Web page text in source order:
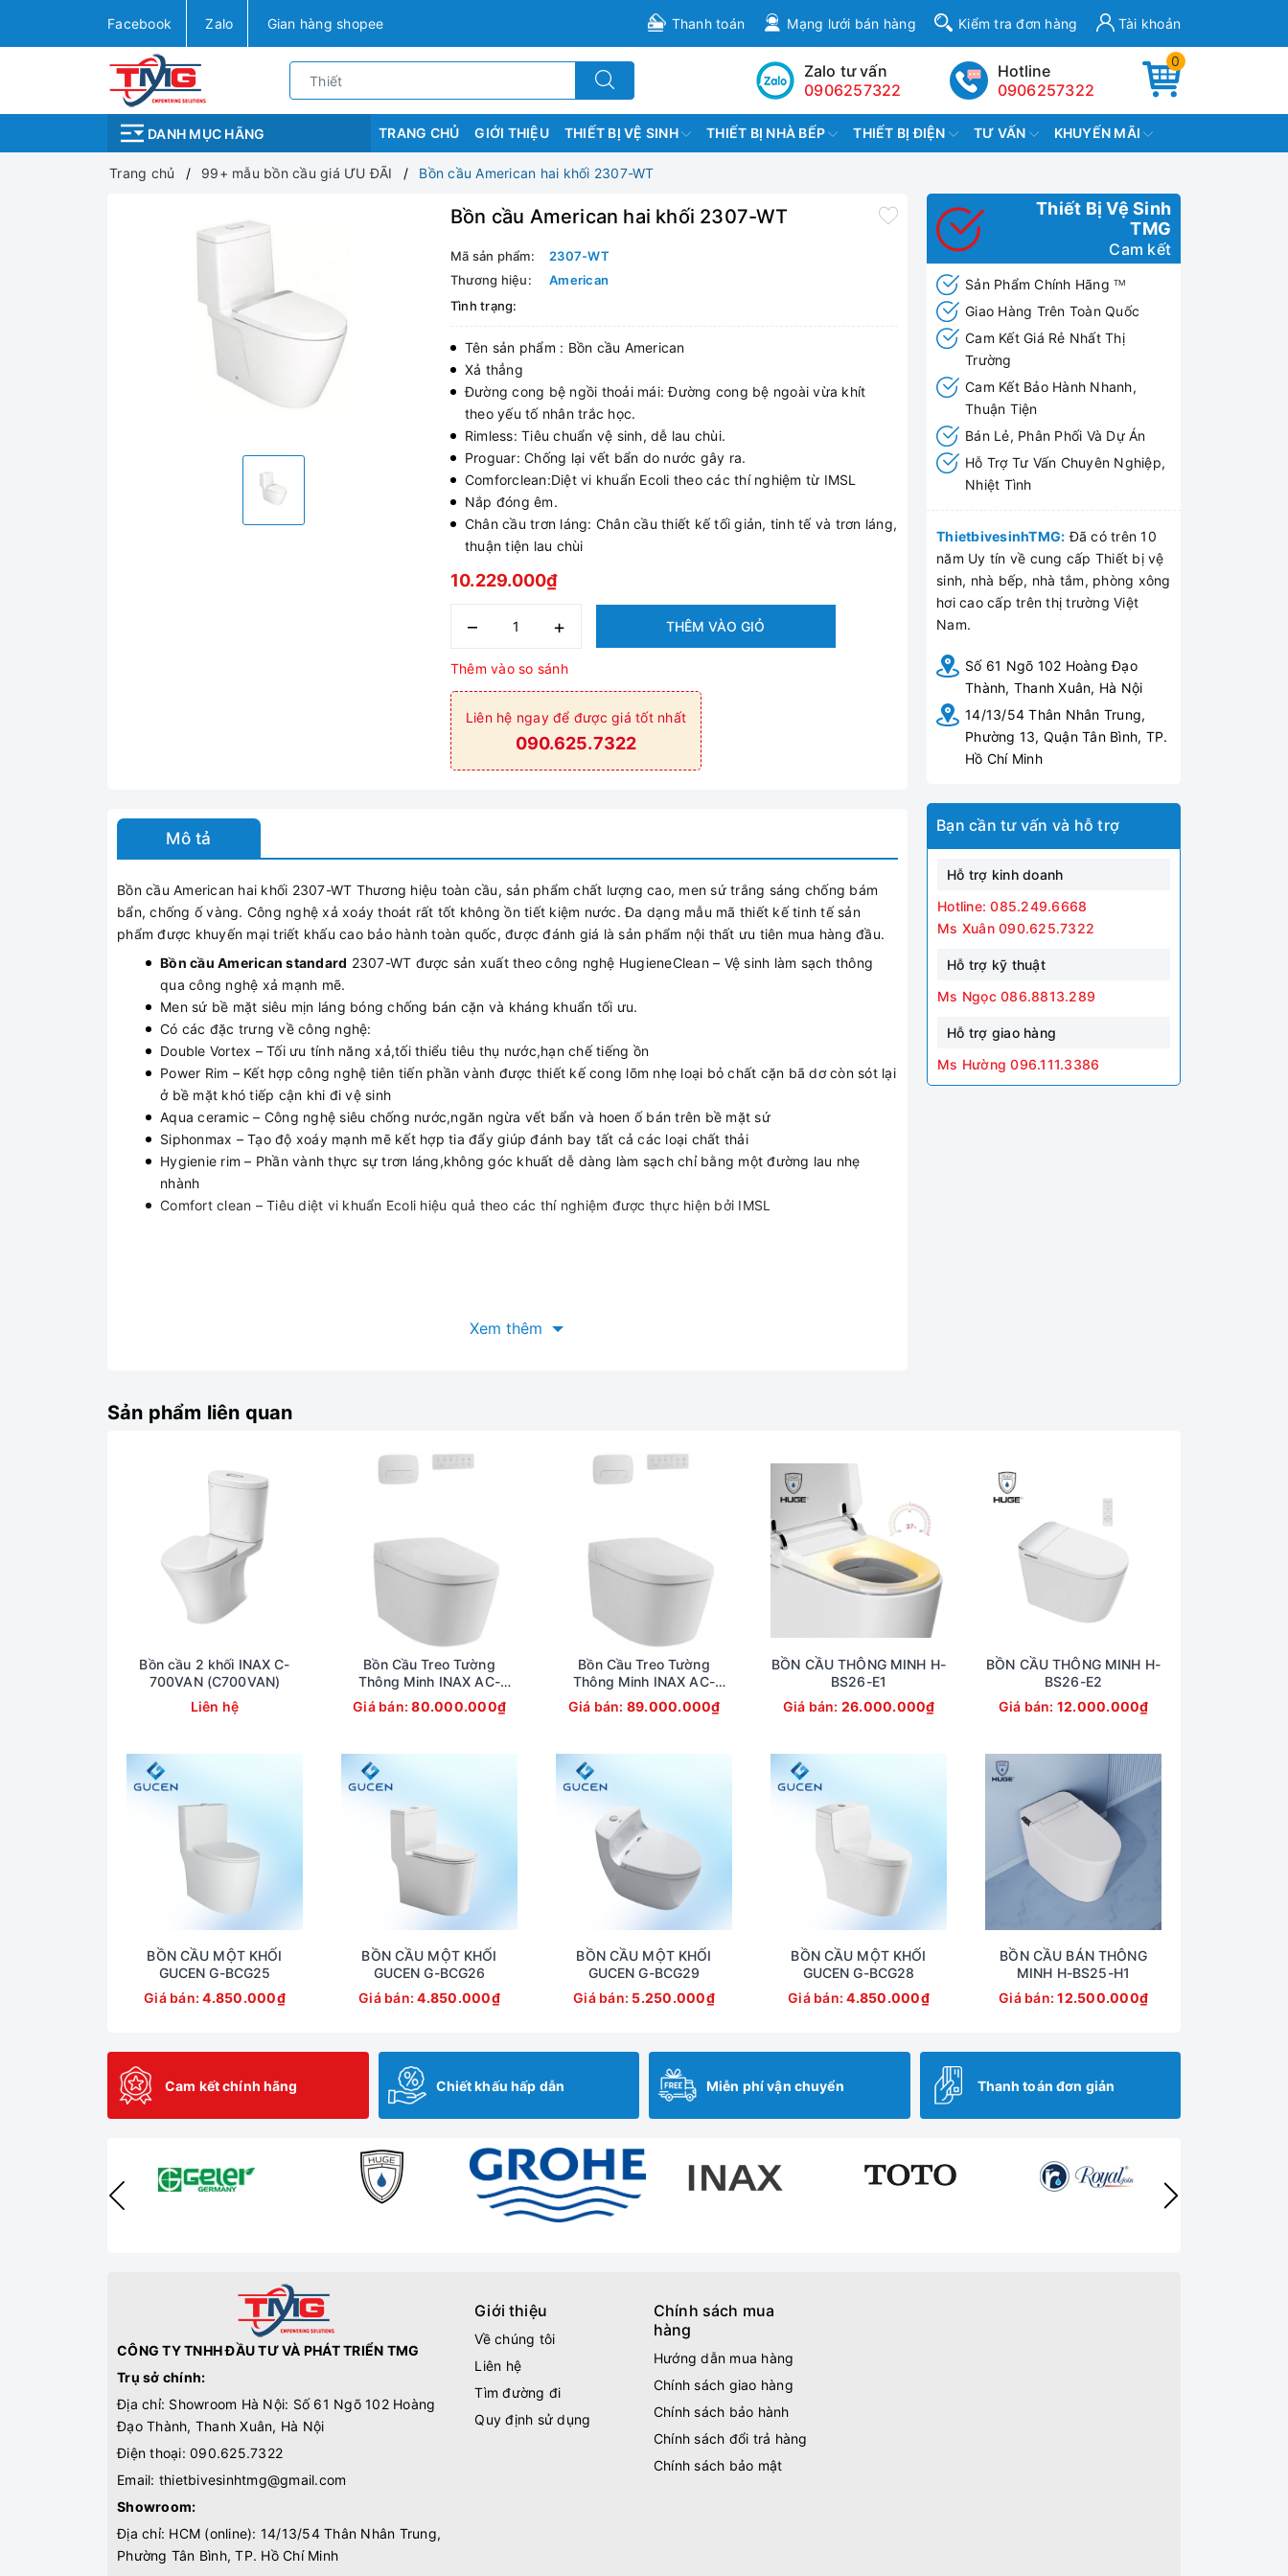
Facebook Zalo Gian hàng shopee Thanh toán Mạng lưới bán hàng Kiểm tra đơn hàng Tài khoản
0
Hotline
0906257322
Zalo tư vấn
0906257322
DANH MỤC HÃNG TRANG CHỦ GIỚI THIỆU THIẾT BỊ VỆ SINH THIẾT BỊ NHÀ BẾP THIẾT BỊ ĐIỆN TƯ VẤN KHUYẾN MÃI
Trang chủ 99+ mẫu bồn cầu giá ƯU ĐÃI Bồn cầu American hai khối 2307-WT
Bồn cầu American hai khối 2307-WT
Mã sản phẩm:
2307-WT
Thương hiệu:
American
Tình trạng:
Tên sản phẩm : Bồn cầu American
Xả thẳng
Đường cong bệ ngồi thoải mái: Đường cong bệ ngoài vừa khít
theo yếu tố nhân trắc học.
Rimless: Tiêu chuẩn vệ sinh, dễ lau chùi.
Proguar: Chống lại vết bẩn do nước gây ra.
Comforclean:Diệt vi khuẩn Ecoli theo các thí nghiệm từ IMSL
Nắp đóng êm.
Chân cầu trơn láng: Chân cầu thiết kế tối giản, tinh tế và trơn láng,
thuận tiện lau chùi
10.229.000₫
– + THÊM VÀO GIỎ
Thêm vào so sánh
Liên hệ ngay để được giá tốt nhất
090.625.7322
Mô tả
Bồn cầu American hai khối 2307-WT Thương hiệu toàn cầu, sản phẩm chất lượng cao, men sứ trắng sáng chống bám
bẩn, chống ố vàng. Công nghệ xả xoáy thoát rất tốt không ồn tiết kiệm nước. Đa dạng mẫu mã thiết kế tinh tế sản
phẩm được khuyến mại triết khấu cao bảo hành toàn quốc, được đánh giá là sản phẩm nội thất ưu tiên mua hàng đầu.
Bồn cầu American standard 2307-WT được sản xuất theo công nghệ HugieneClean – Vệ sinh làm sạch thông
qua công nghệ xả mạnh mẽ.
Men sứ bề mặt siêu mịn láng bóng chống bán cặn và kháng khuẩn tối ưu.
Có các đặc trưng về công nghệ:
Double Vortex – Tối ưu tính năng xả,tối thiểu tiêu thụ nước,hạn chế tiếng ồn
Power Rim – Kết hợp công nghệ tiên tiến phần vành được thiết kế cong lõm nhẹ loại bỏ chất cặn bã dơ còn sót lại
ở bề mặt khó tiếp cận khi đi vệ sinh
Aqua ceramic – Công nghệ siêu chống nước,ngăn ngừa vết bẩn và hoen ố bán trên bề mặt sứ
Siphonmax – Tạo độ xoáy mạnh mẽ kết hợp tia đẩy giúp đánh bay tất cả các loại chất thải
Hygienie rim – Phần vành thực sự trơn láng,không góc khuất dễ dàng làm sạch chỉ bằng một đường lau nhẹ
nhành
Comfort clean – Tiêu diệt vi khuẩn Ecoli hiệu quả theo các thí nghiệm được thực hiện bởi IMSL
Xem thêm
Thiết Bị Vệ Sinh
TMG
Cam kết
Sản Phẩm Chính Hãng TM
Giao Hàng Trên Toàn Quốc
Cam Kết Giá Rẻ Nhất Thị
Trường
Cam Kết Bảo Hành Nhanh,
Thuận Tiện
Bán Lẻ, Phân Phối Và Dự Án
Hỗ Trợ Tư Vấn Chuyên Nghiệp,
Nhiệt Tình
ThietbivesinhTMG: Đã có trên 10
năm Uy tín về cung cấp Thiết bị vệ
sinh, nhà bếp, nhà tắm, phòng xông
hơi cao cấp trên thị trường Việt
Nam.
Số 61 Ngõ 102 Hoàng Đạo
Thành, Thanh Xuân, Hà Nội
14/13/54 Thân Nhân Trung,
Phường 13, Quận Tân Bình, TP.
Hồ Chí Minh
Bạn cần tư vấn và hỗ trợ
Hỗ trợ kinh doanh
Hotline: 085.249.6668
Ms Xuân 090.625.7322
Hỗ trợ kỹ thuật
Ms Ngọc 086.8813.289
Hỗ trợ giao hàng
Ms Hường 096.111.3386
Sản phẩm liên quan
Bồn cầu 2 khối INAX C-
700VAN (C700VAN)
Liên hệ
Bồn Cầu Treo Tường
Thông Minh INAX AC-
820VN (AC820VN)
Giá bán:80.000.000₫
Bồn Cầu Treo Tường
Thông Minh INAX AC-
821VN (AC821VN)
Giá bán: 89.000.000₫
BỒN CẦU THÔNG MINH H-
BS26-E1
Giá bán: 26.000.000₫
BỒN CẦU THÔNG MINH H-
BS26-E2
Giá bán: 12.000.000₫
BỒN CẦU MỘT KHỐI
GUCEN G-BCG25
Giá bán:4.850.000₫
BỒN CẦU MỘT KHỐI
GUCEN G-BCG26
Giá bán:4.850.000₫
BỒN CẦU MỘT KHỐI
GUCEN G-BCG29
Giá bán: 5.250.000₫
BỒN CẦU MỘT KHỐI
GUCEN G-BCG28
Giá bán:4.850.000₫
BỒN CẦU BÁN THÔNG
MINH H-BS25-H1
Giá bán:12.500.000₫
Cam kết chính hãng Chiết khấu hấp dẫn Miễn phí vận chuyển Thanh toán đơn giản
CÔNG TY TNHH ĐẦU TƯ VÀ PHÁT TRIỂN TMG
Trụ sở chính:
Địa chỉ: Showroom Hà Nội: Số 61 Ngõ 102 Hoàng
Đạo Thành, Thanh Xuân, Hà Nội
Điện thoại: 090.625.7322
Email: thietbivesinhtmg@gmail.com
Showroom:
Địa chỉ: HCM (online): 14/13/54 Thân Nhân Trung,
Phường Tân Bình, TP. Hồ Chí Minh
Giới thiệu
Về chúng tôi
Liên hệ
Tìm đường đi
Quy định sử dụng
Chính sách mua
hàng
Hướng dẫn mua hàng
Chính sách giao hàng
Chính sách bảo hành
Chính sách đổi trả hàng
Chính sách bảo mật